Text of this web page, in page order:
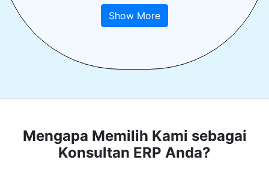
Show More
Mengapa Memilih Kami sebagai
Konsultan ERP Anda?